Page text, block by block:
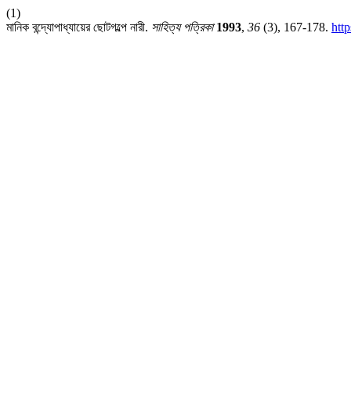
(1)
মানিক বন্দ্যোপাধ্যায়ের ছোটগল্পে নারী. সাহিত্য পত্রিকা 1993, 36 (3), 167-178.